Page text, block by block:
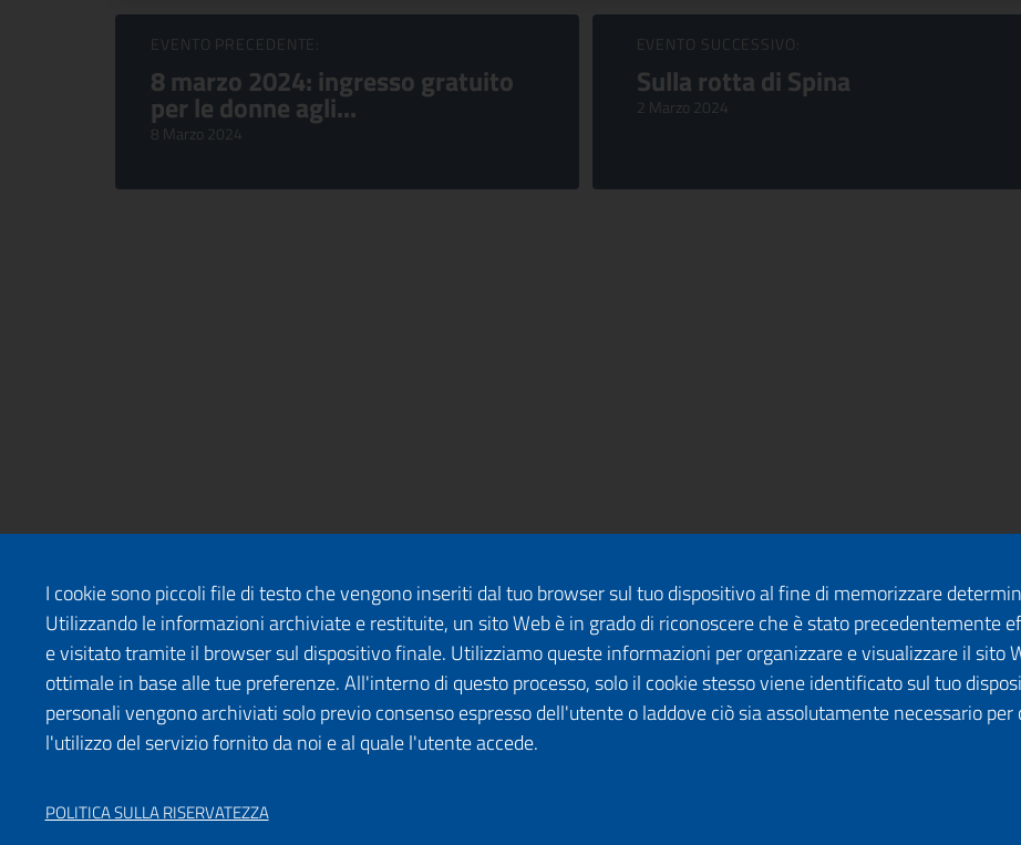
Sfoglia Eventi
EVENTO PRECEDENTE:
8 marzo 2024: ingresso gratuito
per le donne agli...
8 Marzo 2024
EVENTO SUCCESSIVO:
Sulla rotta di Spina
2 Marzo 2024
I cookie sono piccoli file di testo che vengono inseriti dal tuo browser sul tuo dispositivo al fine di memorizzare
Utilizzando le informazioni archiviate e restituite, un sito Web è in grado di riconoscere che è stato precedentemente
e visitato tramite il browser sul dispositivo finale. Utilizziamo queste informazioni per organizzare e visualizzare il sito
ottimale in base alle tue preferenze. All'interno di questo processo, solo il cookie stesso viene identificato sul tuo
personali vengono archiviati solo previo consenso espresso dell'utente o laddove ciò sia assolutamente necessario
l'utilizzo del servizio fornito da noi e al quale l'utente accede.
POLITICA SULLA RISERVATEZZA